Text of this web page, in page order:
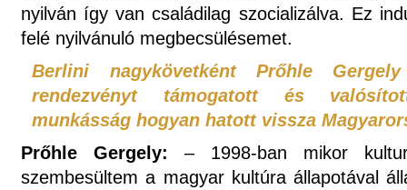
nyilván így van családilag szocializálva. Ez
felé nyilvánuló megbecsülésemet.
Berlini nagykövetként Prőhle
rendezvényt támogatott és
munkásság hogyan hatott vissza
Prőhle Gergely: – 1998-ban mikor
szembesültem a magyar kultúra állapotával